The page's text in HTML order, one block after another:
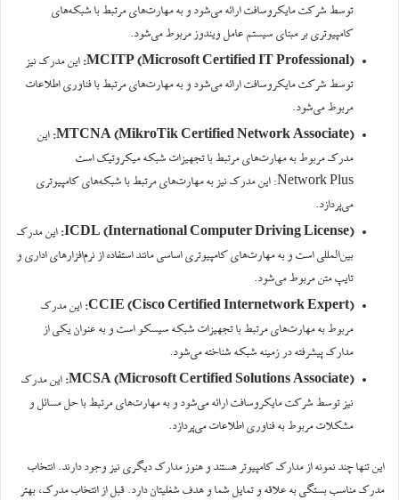
توسط شرکت مایکروسافت ارائه می‌شود و به مهارت‌های مرتبط با شبکه‌های
کامپیوتری بر مبنای سیستم عامل ویندوز مربوط می‌شود.
MCITP (Microsoft Certified IT Professional): این مدرک نیز
توسط شرکت مایکروسافت ارائه می‌شود و به مهارت‌های مرتبط با فناوری اطلاعات
مربوط می‌شود.
MTCNA (MikroTik Certified Network Associate): این
مدرک مربوط به مهارت‌های مرتبط با تجهیزات شبکه میکروتیک است
Network Plus: این مدرک نیز به مهارت‌های مرتبط با شبکه‌های کامپیوتری
می‌پردازد.
ICDL (International Computer Driving License): این مدرک
بین‌المللی است و به مهارت‌های کامپیوتری اساسی مانند استفاده از نرم‌افزارهای اداری و
تایپ متن مربوط می‌شود.
CCIE (Cisco Certified Internetwork Expert): این مدرک
مربوط به مهارت‌های مرتبط با تجهیزات شبکه سیسکو است و به عنوان یکی از
مدارک پیشرفته در زمینه شبکه شناخته می‌شود.
MCSA (Microsoft Certified Solutions Associate): این مدرک
نیز توسط شرکت مایکروسافت ارائه می‌شود و به مهارت‌های مرتبط با حل مسائل و
مشکلات مربوط به فناوری اطلاعات می‌پردازد.
این تنها چند نمونه از مدارک کامپیوتر هستند و هنوز مدارک دیگری نیز وجود دارند. انتخاب
مدرک مناسب بستگی به علاقه و تمایل شما و هدف شغلیتان دارد. قبل از انتخاب مدرک، بهتر